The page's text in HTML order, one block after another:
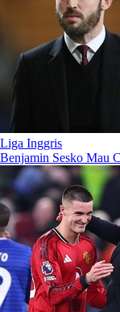
Liga Inggris
Benjamin Sesko Mau